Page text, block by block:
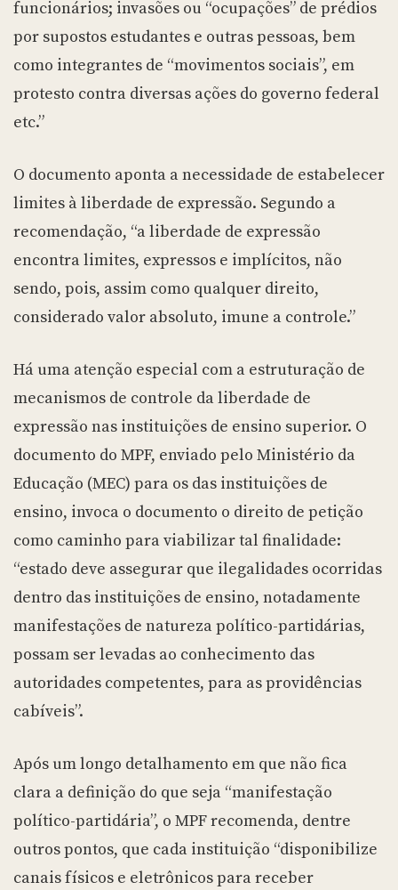
funcionários; invasões ou “ocupações” de prédios
por supostos estudantes e outras pessoas, bem
como integrantes de “movimentos sociais”, em
protesto contra diversas ações do governo federal
etc.”
O documento aponta a necessidade de estabelecer
limites à liberdade de expressão. Segundo a
recomendação, “a liberdade de expressão
encontra limites, expressos e implícitos, não
sendo, pois, assim como qualquer direito,
considerado valor absoluto, imune a controle.”
Há uma atenção especial com a estruturação de
mecanismos de controle da liberdade de
expressão nas instituições de ensino superior. O
documento do MPF, enviado pelo Ministério da
Educação (MEC) para os das instituições de
ensino, invoca o documento o direito de petição
como caminho para viabilizar tal finalidade:
“estado deve assegurar que ilegalidades ocorridas
dentro das instituições de ensino, notadamente
manifestações de natureza político-partidárias,
possam ser levadas ao conhecimento das
autoridades competentes, para as providências
cabíveis”.
Após um longo detalhamento em que não fica
clara a definição do que seja “manifestação
político-partidária”, o MPF recomenda, dentre
outros pontos, que cada instituição “disponibilize
canais físicos e eletrônicos para receber